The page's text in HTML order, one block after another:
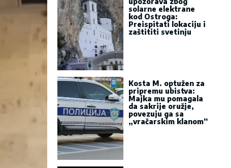
solarne elektrane
kod Ostroga:
Preispitati lokaciju i
zaštititi svetinju
Kosta M. optužen za
pripremu ubistva:
Majka mu pomagala
da sakrije oružje,
povezuju ga sa
„vračarskim klanom“